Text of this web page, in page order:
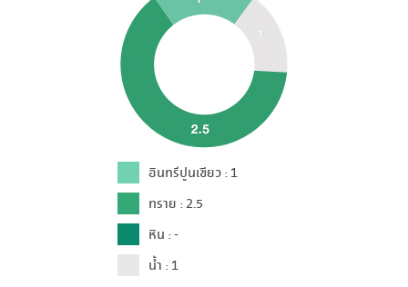
อินทรีปูนเขียว : 1
ทราย : 2.5
หิน : -
น้ำ : 1